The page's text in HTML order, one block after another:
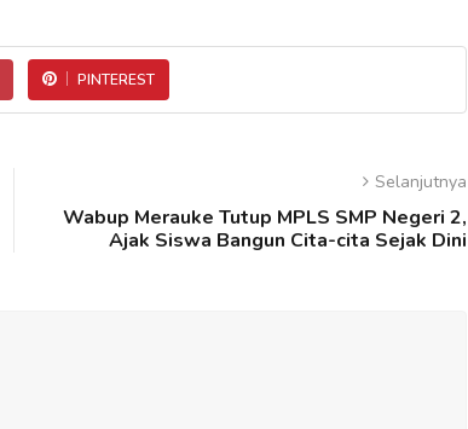
PINTEREST
Selanjutnya
Wabup Merauke Tutup MPLS SMP Negeri 2,
Ajak Siswa Bangun Cita-cita Sejak Dini